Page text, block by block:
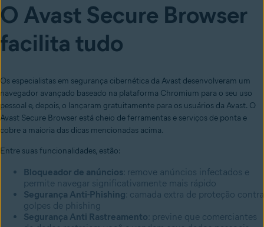
O Avast Secure Browser
facilita tudo
Os especialistas em segurança cibernética da Avast desenvolveram um
navegador avançado baseado na plataforma Chromium para o seu uso
pessoal e, depois, o lançaram gratuitamente para os usuários da Avast. O
Avast Secure Browser está cheio de ferramentas e serviços de ponta e
cobre a maioria das dicas mencionadas acima.
Entre suas funcionalidades, estão:
Bloqueador de anúncios : remove anúncios infectados e
permite navegar significativamente mais rápido
Segurança Anti-Phishing : camada extra de proteção contra
golpes de phishing
Segurança Anti Rastreamento : previne que comerciantes